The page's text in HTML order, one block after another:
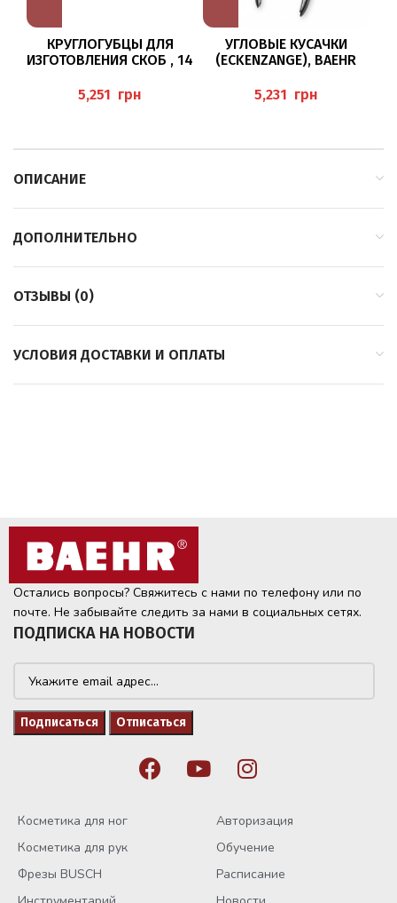
КРУГЛОГУБЦЫ ДЛЯ
ИЗГОТОВЛЕНИЯ СКОБ , 14
грн
УГЛОВЫЕ КУСАЧКИ
(ECKENZANGE), BAEHR
грн
ОПИСАНИЕ
ДОПОЛНИТЕЛЬНО
ОТЗЫВЫ (0)
УСЛОВИЯ ДОСТАВКИ И ОПЛАТЫ
Остались вопросы? Свяжитесь с нами по телефону или по
почте. Не забывайте следить за нами в социальных сетях.
ПОДПИСКА НА НОВОСТИ
Косметика для ног
Косметика для рук
Фрезы BUSCH
Авторизация
Обучение
Расписание